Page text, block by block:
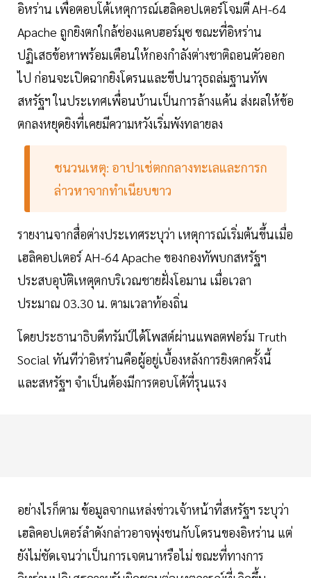
อิหร่าน เพื่อตอบโต้เหตุการณ์เฮลิคอปเตอร์โจมตี AH-64
Apache ถูกยิงตกใกล้ช่องแคบฮอร์มุซ ขณะที่อิหร่าน
ปฏิเสธข้อหาพร้อมเตือนให้กองกำลังต่างชาติถอนตัวออก
ไป ก่อนจะเปิดฉากยิงโดรนและขีปนาวุธถล่มฐานทัพ
สหรัฐฯ ในประเทศเพื่อนบ้านเป็นการล้างแค้น ส่งผลให้ข้อ
ตกลงหยุดยิงที่เคยมีความหวังเริ่มพังทลายลง
ชนวนเหตุ: อาปาเช่ตกกลางทะเลและการก
ล่าวหาจากทำเนียบขาว
รายงานจากสื่อต่างประเทศระบุว่า เหตุการณ์เริ่มต้นขึ้นเมื่อ
เฮลิคอปเตอร์ AH-64 Apache ของกองทัพบกสหรัฐฯ
ประสบอุบัติเหตุตกบริเวณชายฝั่งโอมาน เมื่อเวลา
ประมาณ 03.30 น. ตามเวลาท้องถิ่น
โดยประธานาธิบดีทรัมป์ได้โพสต์ผ่านแพลตฟอร์ม Truth
Social ทันทีว่าอิหร่านคือผู้อยู่เบื้องหลังการยิงตกครั้งนี้
และสหรัฐฯ จำเป็นต้องมีการตอบโต้ที่รุนแรง
อย่างไรก็ตาม ข้อมูลจากแหล่งข่าวเจ้าหน้าที่สหรัฐฯ ระบุว่า
เฮลิคอปเตอร์ลำดังกล่าวอาจพุ่งชนกับโดรนของอิหร่าน แต่
ยังไม่ชัดเจนว่าเป็นการเจตนาหรือไม่ ขณะที่ทางการ